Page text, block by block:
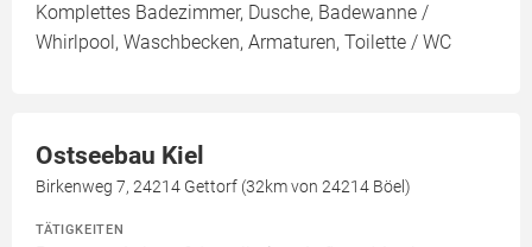
Komplettes Badezimmer, Dusche, Badewanne /
Whirlpool, Waschbecken, Armaturen, Toilette / WC
Ostseebau Kiel
Birkenweg 7, 24214 Gettorf (32km von 24214 Böel)
TÄTIGKEITEN